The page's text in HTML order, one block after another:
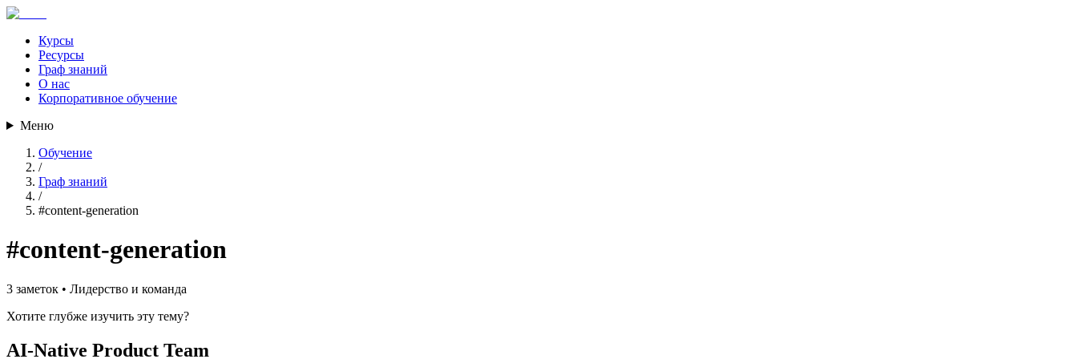
Курсы
Ресурсы
Граф знаний
О нас
Корпоративное обучение
Меню
Обучение
/
Граф знаний
/
#content-generation
#content-generation
3 заметок • Лидерство и команда
Хотите глубже изучить эту тему?
AI-Native Product Team